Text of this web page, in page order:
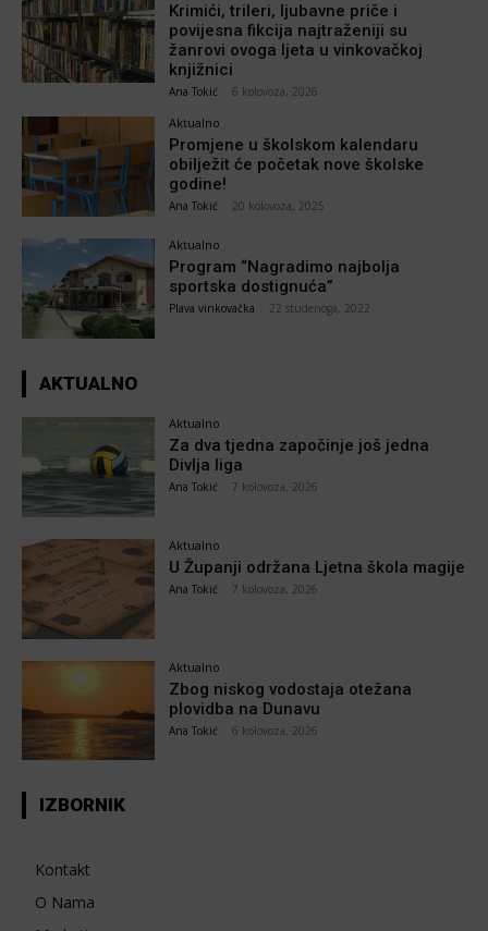
Krimići, trileri, ljubavne priče i
povijesna fikcija najtraženiji su
žanrovi ovoga ljeta u vinkovačkoj
knjižnici
Ana Tokić 6 kolovoza, 2026
Aktualno
Promjene u školskom kalendaru
obilježit će početak nove školske
godine!
Ana Tokić 20 kolovoza, 2025
Aktualno
Program “Nagradimo najbolja
sportska dostignuća”
Plava vinkovačka 22 studenoga, 2022
AKTUALNO
Aktualno
Za dva tjedna započinje još jedna
Divlja liga
Ana Tokić 7 kolovoza, 2026
Aktualno
U Županji održana Ljetna škola magije
Ana Tokić 7 kolovoza, 2026
Aktualno
Zbog niskog vodostaja otežana
plovidba na Dunavu
Ana Tokić 6 kolovoza, 2026
IZBORNIK
Kontakt
O Nama